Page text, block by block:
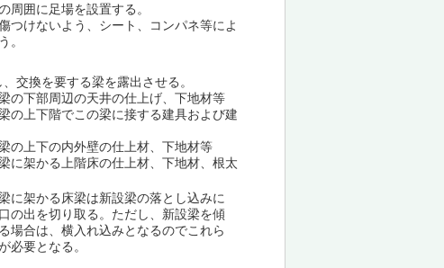
周囲に足場を設置する。
つけないよう、シート、コンパネ等によ
。
交換を要する梁を露出させる。
の下部周辺の天井の仕上げ、下地材等
の上下階でこの梁に接する建具および建
の上下の内外壁の仕上材、下地材等
に架かる上階床の仕上材、下地材、根太
に架かる床梁は新設梁の落とし込みに
の出を切り取る。ただし、新設梁を傾
場合は、横入れ込みとなるのでこれら
必要となる。